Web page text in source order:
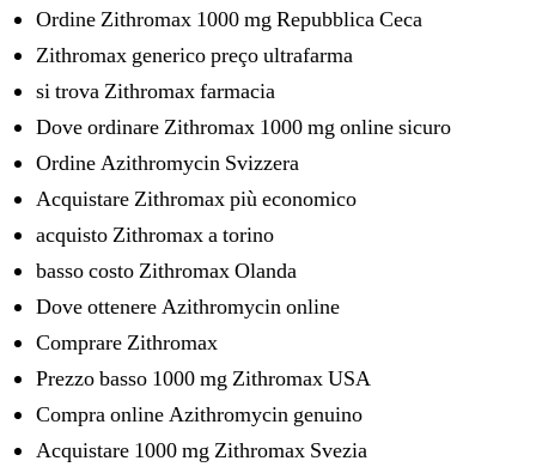
Ordine Zithromax 1000 mg Repubblica Ceca
Zithromax generico preço ultrafarma
si trova Zithromax farmacia
Dove ordinare Zithromax 1000 mg online sicuro
Ordine Azithromycin Svizzera
Acquistare Zithromax più economico
acquisto Zithromax a torino
basso costo Zithromax Olanda
Dove ottenere Azithromycin online
Comprare Zithromax
Prezzo basso 1000 mg Zithromax USA
Compra online Azithromycin genuino
Acquistare 1000 mg Zithromax Svezia